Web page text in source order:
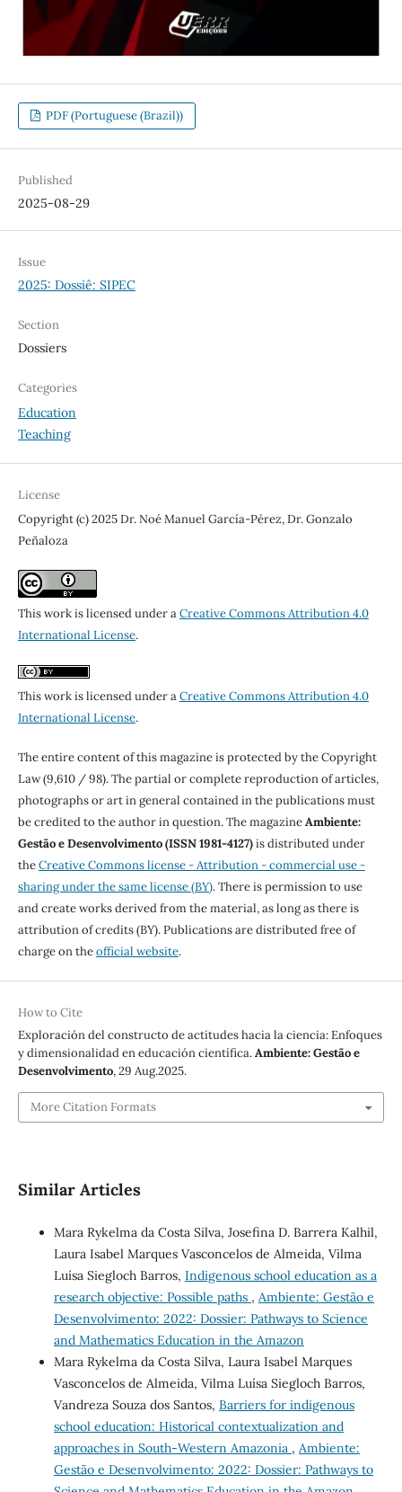
PDF (Portuguese (Brazil))
Published
2025-08-29
Issue
2025: Dossiê: SIPEC
Section
Dossiers
Categories
Education
Teaching
License
Copyright (c) 2025 Dr. Noé Manuel García-Pérez, Dr. Gonzalo
Peñaloza
This work is licensed under aCreative Commons Attribution 4.0
International License.
This work is licensed under aCreative Commons Attribution 4.0
International License.
The entire content of this magazine is protected by the Copyright
Law (9,610 / 98). The partial or complete reproduction of articles,
photographs or art in general contained in the publications must
be credited to the author in question. The magazineAmbiente:
Gestão e Desenvolvimento (ISSN 1981-4127)is distributed under
theCreative Commons license - Attribution - commercial use -
sharing under the same license (BY). There is permission to use
and create works derived from the material, as long as there is
attribution of credits (BY). Publications are distributed free of
charge on theofficial website.
How to Cite
Exploración del constructo de actitudes hacia la ciencia: Enfoques
y dimensionalidad en educación científica.Ambiente: Gestão e
Desenvolvimento, 29 Aug.2025.
More Citation Formats
Similar Articles
Mara Rykelma da Costa Silva, Josefina D. Barrera Kalhil,
Laura Isabel Marques Vasconcelos de Almeida, Vilma
Luísa Siegloch Barros, Indigenous school education as a
research objective: Possible paths , Ambiente: Gestão e
Desenvolvimento: 2022: Dossier: Pathways to Science
and Mathematics Education in the Amazon
Mara Rykelma da Costa Silva, Laura Isabel Marques
Vasconcelos de Almeida, Vilma Luísa Siegloch Barros,
Vandreza Souza dos Santos, Barriers for indigenous
school education: Historical contextualization and
approaches in South-Western Amazonia , Ambiente:
Gestão e Desenvolvimento: 2022: Dossier: Pathways to